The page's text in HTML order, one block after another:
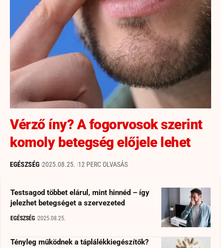
Vérző íny? A fogorvosok szerint
komoly betegség előjele lehet
EGÉSZSÉG 2025.08.25. 12 PERC OLVASÁS
Testsagod többet elárul, mint hinnéd – így
jelezhet betegséget a szervezeted
EGÉSZSÉG 2025.08.25.
Tényleg működnek a táplálékkiegészítők?